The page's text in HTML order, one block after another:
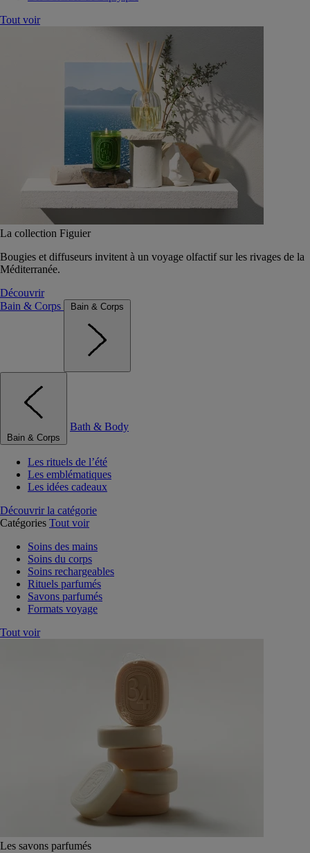
Tout voir
La collection Figuier
Bougies et diffuseurs invitent à un voyage olfactif sur les rivages de la
Méditerranée.
Découvrir
Bain & Corps
Bain & Corps
Bain & Corps
Bath & Body
Les rituels de l’été
Les emblématiques
Les idées cadeaux
Découvrir la catégorie
Catégories Tout voir
Soins des mains
Soins du corps
Soins rechargeables
Rituels parfumés
Savons parfumés
Formats voyage
Tout voir
Les savons parfumés